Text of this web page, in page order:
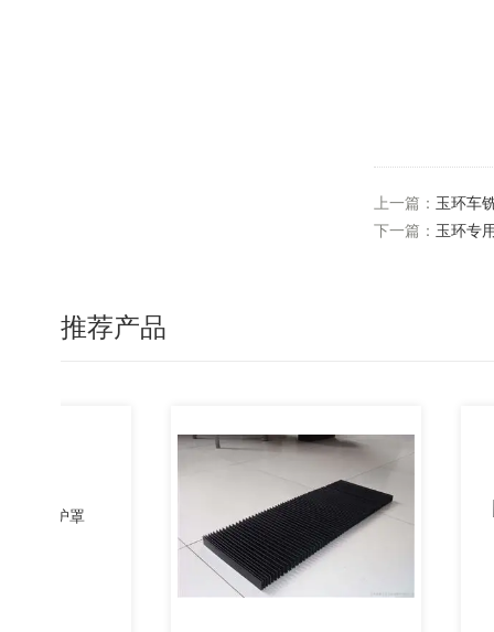
上一篇： 玉环车
下一篇： 玉环专
推荐产品